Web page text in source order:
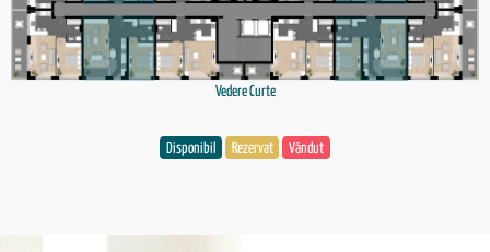
Vedere Curte
Disponibil Rezervat Vândut